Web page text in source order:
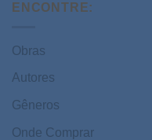
ENCONTRE:
Obras
Autores
Gêneros
Onde Comprar